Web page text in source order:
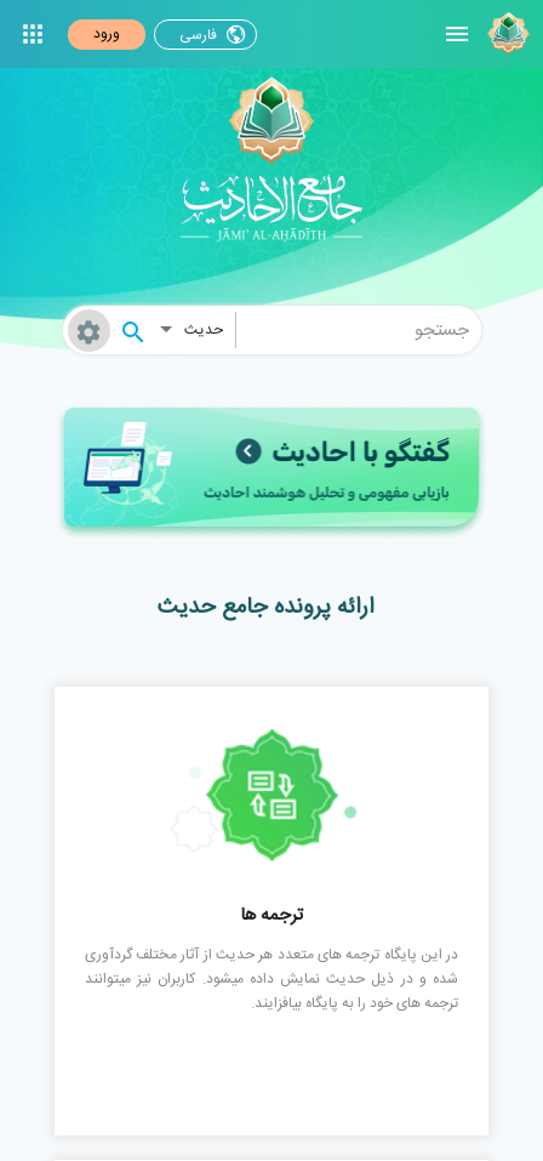
فارسی ورود
حدیث
ارائه پرونده جامع حدیث
ترجمه ها
در این پایگاه ترجمه های متعدد هر حدیث از آثار مختلف گردآوری
شده و در ذیل حدیث نمایش داده میشود. کاربران نیز میتوانند
ترجمه های خود را به پایگاه بیافزایند.